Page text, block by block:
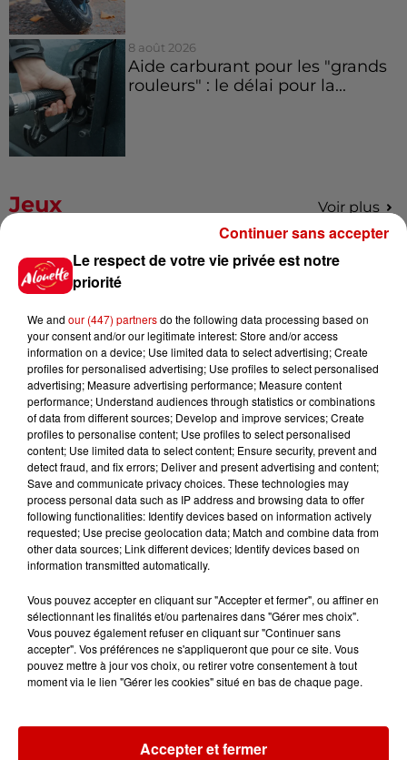
8 août 2026
Aide carburant pour les "grands
rouleurs" : le délai pour la...
Jeux Voir plus
Gagnez vos places pour le
festival Marché Gourmand 2026
Le Duel - Gagnez vos entrées
pour l'un des zoos de nos
régions !
Destination Vacances - Gagnez
votre séjour en famille au cœur
de la...
Destination Vacances : inscrivez-
vous !
Le respect de votre vie privée est notre
priorité
We and our (447) partnersdo the following data processing based on
your consent and/or our legitimate interest: Store and/or access
information on a device; Use limited data to select advertising; Create
profiles for personalised advertising; Use profiles to select personalised
advertising; Measure advertising performance; Measure content
performance; Understand audiences through statistics or combinations
of data from different sources; Develop and improve services; Create
profiles to personalise content; Use profiles to select personalised
content; Use limited data to select content; Ensure security, prevent and
detect fraud, and fix errors; Deliver and present advertising and content;
Save and communicate privacy choices. These technologies may
process personal data such as IP address and browsing data to offer
following functionalities: Identify devices based on information actively
requested; Use precise geolocation data; Match and combine data from
other data sources; Link different devices; Identify devices based on
information transmitted automatically.
Vous pouvez accepter en cliquant sur "Accepter et fermer", ou affiner en
sélectionnant les finalités et/ou partenaires dans "Gérer mes choix".
Vous pouvez également refuser en cliquant sur "Continuer sans
accepter". Vos préférences ne s'appliqueront que pour ce site. Vous
pouvez mettre à jour vos choix, ou retirer votre consentement à tout
moment via le lien "Gérer les cookies" situé en bas de chaque page.
Accepter et fermer
Continuer sans accepter